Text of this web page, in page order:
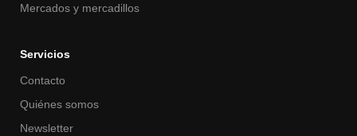
Mercados y mercadillos
Servicios
Contacto
Quiénes somos
Newsletter